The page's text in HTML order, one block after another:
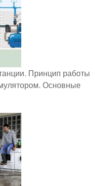
Принцип работы
Основные